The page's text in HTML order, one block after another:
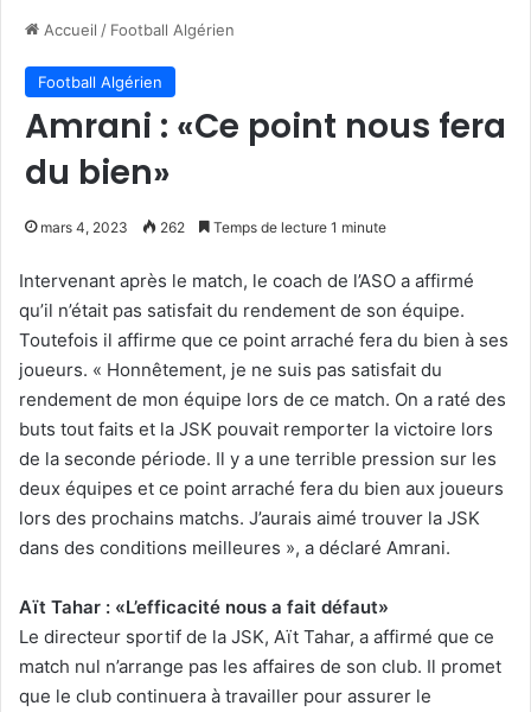
Accueil / Football Algérien
Football Algérien
Amrani : «Ce point nous fera
du bien»
mars 4, 2023 262 Temps de lecture 1 minute
Intervenant après le match, le coach de l’ASO a affirmé
qu’il n’était pas satisfait du rendement de son équipe.
Toutefois il affirme que ce point arraché fera du bien à ses
joueurs. « Honnêtement, je ne suis pas satisfait du
rendement de mon équipe lors de ce match. On a raté des
buts tout faits et la JSK pouvait remporter la victoire lors
de la seconde période. Il y a une terrible pression sur les
deux équipes et ce point arraché fera du bien aux joueurs
lors des prochains matchs. J’aurais aimé trouver la JSK
dans des conditions meilleures », a déclaré Amrani.
Aït Tahar : «L’efficacité nous a fait défaut»
Le directeur sportif de la JSK, Aït Tahar, a affirmé que ce
match nul n’arrange pas les affaires de son club. Il promet
que le club continuera à travailler pour assurer le